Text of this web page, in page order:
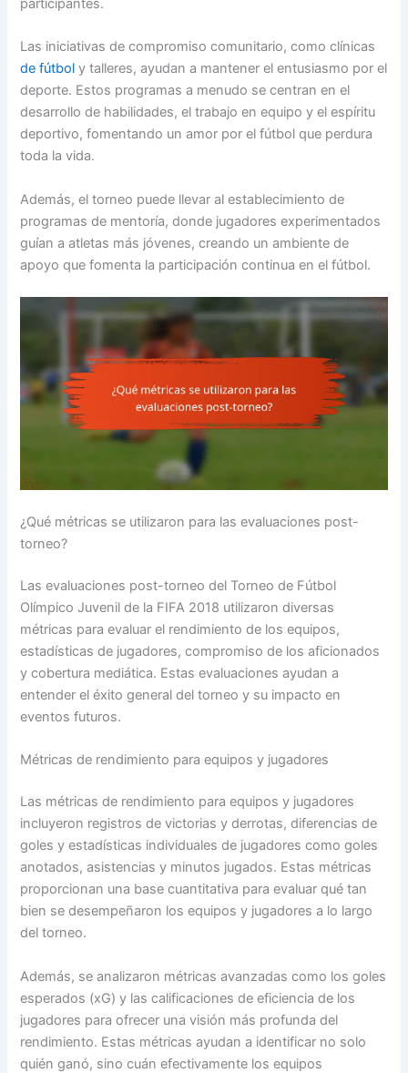
participantes.
Las iniciativas de compromiso comunitario, como clínicas
de fútbol y talleres, ayudan a mantener el entusiasmo por el
deporte. Estos programas a menudo se centran en el
desarrollo de habilidades, el trabajo en equipo y el espíritu
deportivo, fomentando un amor por el fútbol que perdura
toda la vida.
Además, el torneo puede llevar al establecimiento de
programas de mentoría, donde jugadores experimentados
guían a atletas más jóvenes, creando un ambiente de
apoyo que fomenta la participación continua en el fútbol.
¿Qué métricas se utilizaron para las evaluaciones post-
torneo?
Las evaluaciones post-torneo del Torneo de Fútbol
Olímpico Juvenil de la FIFA 2018 utilizaron diversas
métricas para evaluar el rendimiento de los equipos,
estadísticas de jugadores, compromiso de los aficionados
y cobertura mediática. Estas evaluaciones ayudan a
entender el éxito general del torneo y su impacto en
eventos futuros.
Métricas de rendimiento para equipos y jugadores
Las métricas de rendimiento para equipos y jugadores
incluyeron registros de victorias y derrotas, diferencias de
goles y estadísticas individuales de jugadores como goles
anotados, asistencias y minutos jugados. Estas métricas
proporcionan una base cuantitativa para evaluar qué tan
bien se desempeñaron los equipos y jugadores a lo largo
del torneo.
Además, se analizaron métricas avanzadas como los goles
esperados (xG) y las calificaciones de eficiencia de los
jugadores para ofrecer una visión más profunda del
rendimiento. Estas métricas ayudan a identificar no solo
quién ganó, sino cuán efectivamente los equipos